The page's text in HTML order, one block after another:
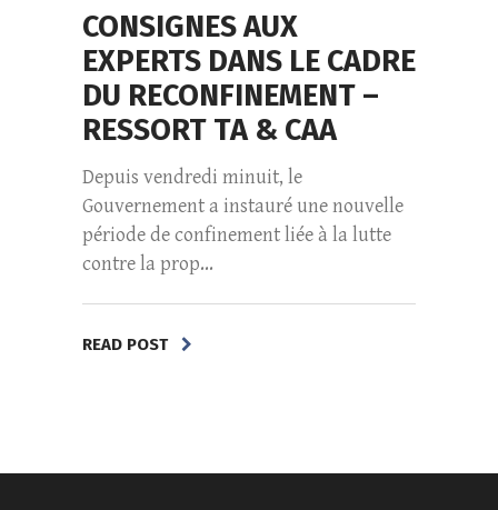
CONSIGNES AUX
EXPERTS DANS LE CADRE
DU RECONFINEMENT –
RESSORT TA & CAA
Depuis vendredi minuit, le
Gouvernement a instauré une nouvelle
période de confinement liée à la lutte
contre la prop...
READ POST